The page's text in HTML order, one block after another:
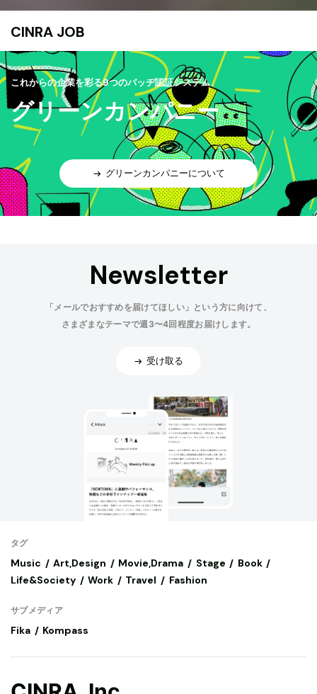
CINRA JOB
これからの企業を彩る9つのバッヂ認証システム
グリーンカンパニー
グリーンカンパニーについて
Newsletter
「メールでおすすめを届けてほしい」という方に向けて、
さまざまなテーマで週3〜4回程度お届けします。
受け取る
タグ
Music Art,Design Movie,Drama Stage
Book
Life&Society
Work Travel Fashion
サブメディア
Fika Kompass